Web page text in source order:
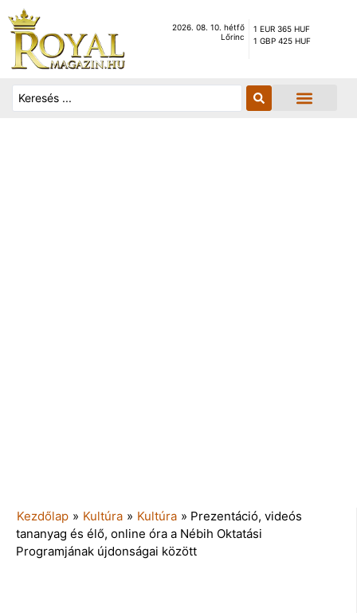
2026. 08. 10. hétfő
Lőrinc
1 EUR 365 HUF
1 GBP 425 HUF
Kezdőlap » Kultúra » Kultúra » Prezentáció, videós
tananyag és élő, online óra a Nébih Oktatási
Programjának újdonságai között